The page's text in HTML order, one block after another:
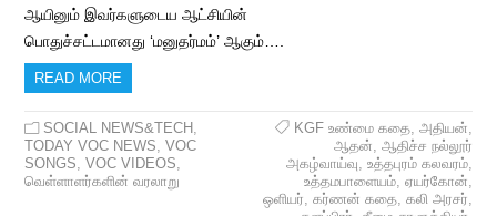
ஆயினும் இவர்களுடைய ஆட்சியின்
பொதுச்சட்டமானது ‘மனுதர்மம்’ ஆகும்….
READ MORE
SOCIAL NEWS&TECH ,
TODAY VOC NEWS,VOC
SONGS,VOC VIDEOS,
வெள்ளாளர்களின் வரலாறு
KGF உண்மை கதை, அதியன்,
ஆதன், ஆதிச்ச நல்லூர்
அகழ்வாய்வு, உத்தபுரம் கலவரம்,
உத்தமபாளையம், ஏயர்கோன்,
ஒளியர், கர்ணன் கதை, கலி அரசர்,